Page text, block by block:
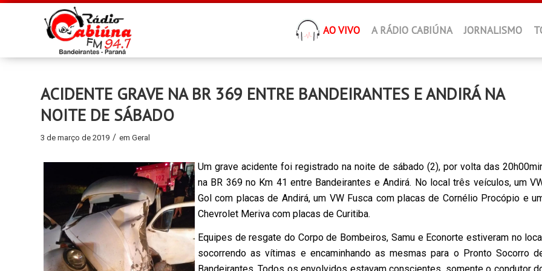
AO VIVO A RÁDIO CABIÚNA JORNALISMO
ACIDENTE GRAVE NA BR 369 ENTRE BANDEIRANTES E ANDIRÁ NA
NOITE DE SÁBADO
3 de março de 2019 / em Geral
Um grave acidente foi registrado na noite de sábado (2), por volta das
na BR 369 no Km 41 entre Bandeirantes e Andirá. No local três veículos, um
Gol com placas de Andirá, um VW Fusca com placas de Cornélio Procópio e
Chevrolet Meriva com placas de Curitiba.
Equipes de resgate do Corpo de Bombeiros, Samu e Econorte estiveram no
socorrendo as vítimas e encaminhando as mesmas para o Pronto Socorro